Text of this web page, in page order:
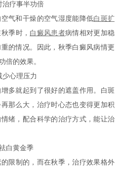
疗事半功倍
气和干燥的空气湿度能降低白斑扩
季时， 白癜风患者病情相对更加稳
的情况。因此，秋季白癜风病情更
倍的效果。
心理压力
就起到了很好的遮盖作用。白斑
那么大，治疗时心态也变得更加积
绪，配合科学的治疗方式，能让治
白黄金季
限制的，而在秋季，治疗效果格外